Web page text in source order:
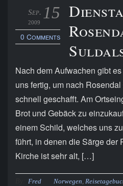
15
Sep.
2009
0 Comments
Nach dem Aufwachen gibt
uns fertig, um nach
schnell geschafft. Am
Brot und Gebäck zu
einem Schild, welches uns
führt, in denen die Särge der
Kirche ist sehr alt, […]
Fred Norwegen,